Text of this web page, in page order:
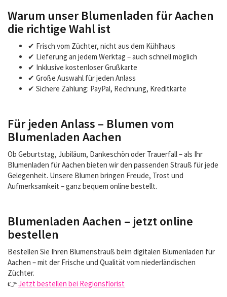
Warum unser Blumenladen für Aachen
die richtige Wahl ist
✔ Frisch vom Züchter, nicht aus dem Kühlhaus
✔ Lieferung an jedem Werktag – auch schnell möglich
✔ Inklusive kostenloser Grußkarte
✔ Große Auswahl für jeden Anlass
✔ Sichere Zahlung: PayPal, Rechnung, Kreditkarte
Für jeden Anlass – Blumen vom
Blumenladen Aachen
Ob Geburtstag, Jubiläum, Dankeschön oder Trauerfall – als Ihr
Blumenladen für Aachen bieten wir den passenden Strauß für jede
Gelegenheit. Unsere Blumen bringen Freude, Trost und
Aufmerksamkeit – ganz bequem online bestellt.
Blumenladen Aachen – jetzt online
bestellen
Bestellen Sie Ihren Blumenstrauß beim digitalen Blumenladen für
Aachen – mit der Frische und Qualität vom niederländischen
Züchter.
👉Jetzt bestellen bei Regionsflorist